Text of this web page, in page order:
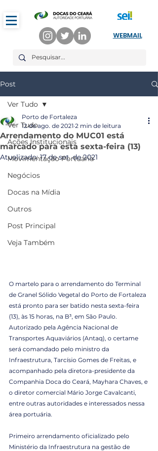
WEBMAIL
Post
Ver Tudo
Ações Institucionais
Movimentação Portuária
Negócios
Docas na Mídia
Outros
Post Principal
Veja Também
Ver Tudo
Arrendamento do MUC01 está
marcado para esta sexta-feira (13)
Porto de Fortaleza
12 de ago. de 2021 2 min de leitura
Atualizado:17 de set. de 2021
O martelo para o arrendamento do Terminal
de Granel Sólido Vegetal do Porto de Fortaleza
está pronto para ser batido nesta sexta-feira
(13), às 15 horas, na B³, em São Paulo.
Autorizado pela Agência Nacional de
Transportes Aquaviários (Antaq), o certame
será comandado pelo ministro da
Infraestrutura, Tarcísio Gomes de Freitas, e
acompanhado pela diretora-presidente da
Companhia Doca do Ceará, Mayhara Chaves, e
o diretor comercial Mário Jorge Cavalcanti,
entre outras autoridades e interessados nessa
área portuária.
Primeiro arrendamento oficializado pelo
Ministério da Infraestrutura na gestão de